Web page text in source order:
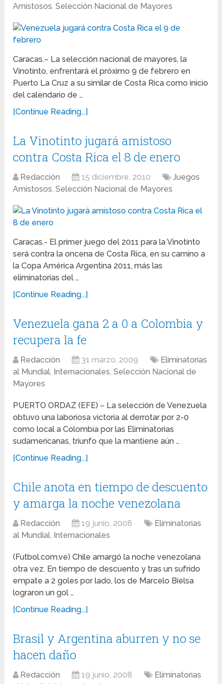
Amistosos,Selección Nacional de Mayores
Caracas.– La selección nacional de mayores, la
Vinotinto, enfrentará el próximo 9 de febrero en
Puerto La Cruz a su similar de Costa Rica como inicio
del calendario de …
[Continue Reading...]
La Vinotinto jugará amistoso
contra Costa Rica el 8 de enero
Redacción 15 diciembre, 2010
Juegos
Amistosos,Selección Nacional de Mayores
Caracas.- El primer juego del 2011 para la Vinotinto
será contra la oncena de Costa Rica, en su camino a
la Copa América Argentina 2011, más las
eliminatorias del …
[Continue Reading...]
Venezuela gana 2 a 0 a Colombia y
recupera la fe
Redacción 31 marzo, 2009
Eliminatorias
al Mundial, Internacionales,Selección Nacional de
Mayores
PUERTO ORDAZ (EFE) – La selección de Venezuela
obtuvo una laboriosa victoria al derrotar por 2-0
como local a Colombia por las Eliminatorias
sudamericanas, triunfo que la mantiene aún …
[Continue Reading...]
Chile anota en tiempo de descuento
y amarga la noche venezolana
Redacción 19 junio, 2008
Eliminatorias
al Mundial, Internacionales
(Futbol.com.ve) Chile amargó la noche venezolana
otra vez. En tiempo de descuento y tras un sufrido
empate a 2 goles por lado, los de Marcelo Bielsa
lograron un gol …
[Continue Reading...]
Brasil y Argentina aburren y no se
hacen daño
Redacción 19 junio, 2008
Eliminatorias